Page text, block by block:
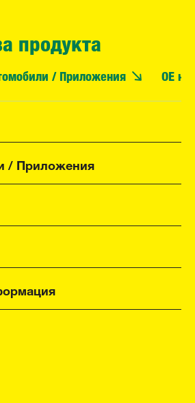
продукта
/ Приложения OE
/ Приложения